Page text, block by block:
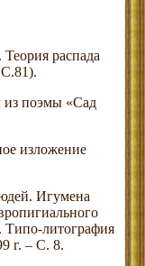
распада
из поэмы «Сад
изложение
Игумена
Типо-литография
г. – С. 8.